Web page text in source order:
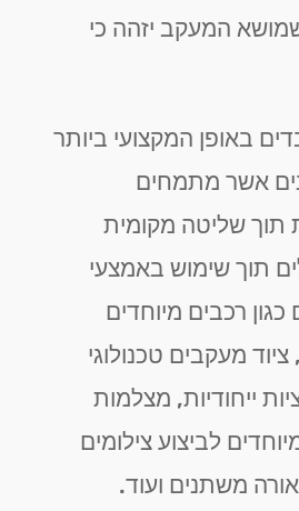
המעקב יזהה כי
באופן המקצועי ביותר
אשר מתמחים
תוך שליטה מקומית
תוך שימוש באמצעי
רכבים מיוחדים
מעקבים טכנולוגי
ייחודיות, מצלמות
לביצוע צילומים
משתנים ועוד.